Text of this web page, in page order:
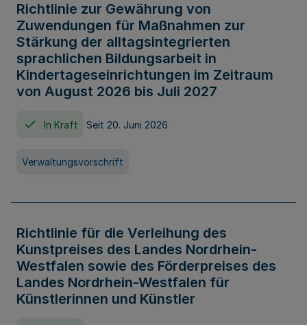
Richtlinie zur Gewährung von
Zuwendungen für Maßnahmen zur
Stärkung der alltagsintegrierten
sprachlichen Bildungsarbeit in
Kindertageseinrichtungen im Zeitraum
von August 2026 bis Juli 2027
In Kraft Seit 20. Juni 2026
Verwaltungsvorschrift
Richtlinie für die Verleihung des
Kunstpreises des Landes Nordrhein-
Westfalen sowie des Förderpreises des
Landes Nordrhein-Westfalen für
Künstlerinnen und Künstler